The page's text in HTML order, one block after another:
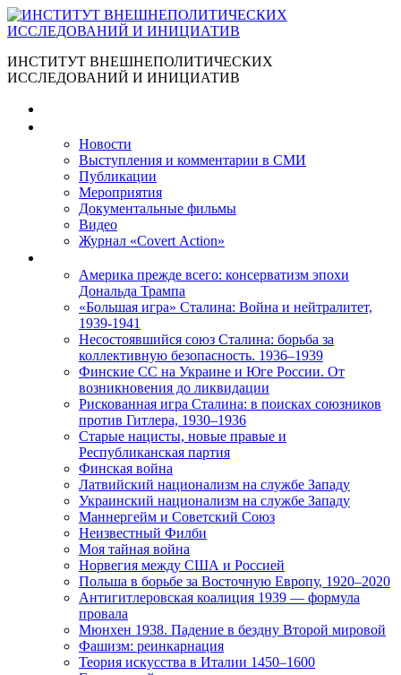
ИНСТИТУТ ВНЕШНЕПОЛИТИЧЕСКИХ
ИССЛЕДОВАНИЙ И ИНИЦИАТИВ
Новости
Выступления и коммента­рии в СМИ
Публикации
Мероприятия
Документальные фильмы
Видео
Журнал «Covert Action»
Америка прежде всего: консерватизм эпохи
Дональда Трампа
«Большая игра» Сталина: Война и нейтралитет,
1939-1941
Несостоявшийся союз Сталина: борьба за
коллективную безопасность. 1936–1939
Финские СС на Украине и Юге России. От
возникновения до ликвидации
Рискованная игра Сталина: в поисках союзников
против Гитлера, 1930–1936
Старые нацисты, новые правые и
Республиканская партия
Финская война
Латвийский национализм на службе Западу
Украинский национализм на службе Западу
Маннергейм и Советский Союз
Неизвестный Филби
Моя тайная война
Норвегия между США и Россией
Польша в борьбе за Восточную Европу, 1920–2020
Антигитлеровская коалиция 1939 — формула
провала
Мюнхен 1938. Падение в бездну Второй мировой
Фашизм: реинкарнация
Теория искусства в Италии 1450–1600